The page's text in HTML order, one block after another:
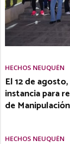
HECHOS NEUQUÉN
El 12 de
instancia para
de
HECHOS NEUQUÉN